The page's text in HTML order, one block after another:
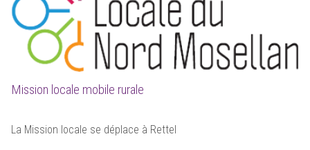
Mission locale mobile rurale
La Mission locale se déplace à Rettel